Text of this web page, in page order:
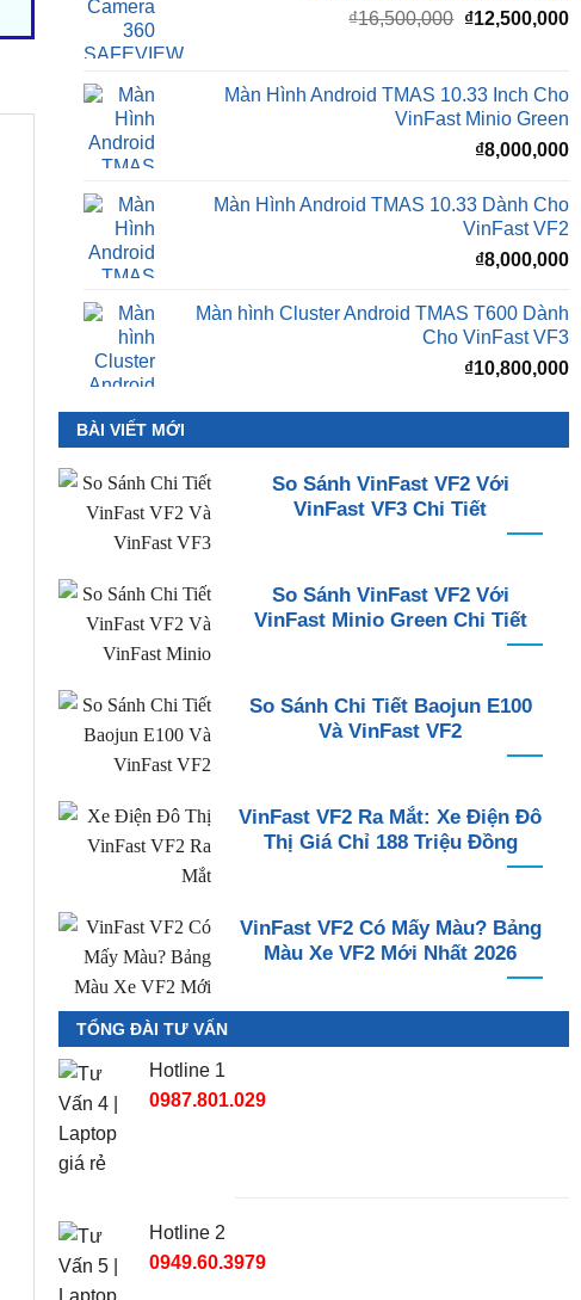
₫16,500,000 Giá
₫16,500,000.
₫12,500,000
Màn Hình Android TMAS 10.33 Inch Cho
VinFast Minio Green
₫8,000,000
Màn Hình Android TMAS 10.33 Dành Cho
VinFast VF2
₫8,000,000
Màn hình Cluster Android TMAS T600 Dành
Cho VinFast VF3
₫10,800,000
BÀI VIẾT MỚI
So Sánh VinFast VF2 Với
VinFast VF3 Chi Tiết
So Sánh VinFast VF2 Với
VinFast Minio Green Chi Tiết
So Sánh Chi Tiết Baojun E100
Và VinFast VF2
VinFast VF2 Ra Mắt: Xe Điện Đô
Thị Giá Chỉ 188 Triệu Đồng
VinFast VF2 Có Mấy Màu? Bảng
Màu Xe VF2 Mới Nhất 2026
TỔNG ĐÀI TƯ VẤN
Hotline 1
0987.801.029
Hotline 2
0949.60.3979